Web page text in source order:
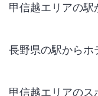
甲信越エリアの
長野県の駅からホ
甲信越エリアのス